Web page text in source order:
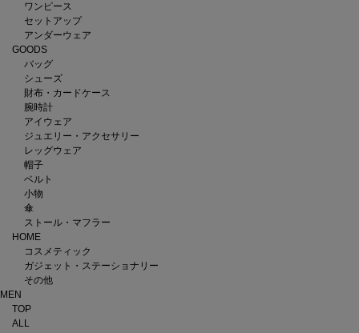
ワンピース
セットアップ
アンダーウェア
GOODS
バッグ
シューズ
財布・カードケース
腕時計
アイウェア
ジュエリー・アクセサリー
レッグウェア
帽子
ベルト
小物
傘
ストール・マフラー
HOME
コスメティック
ガジェット・ステーショナリー
その他
MEN
TOP
ALL